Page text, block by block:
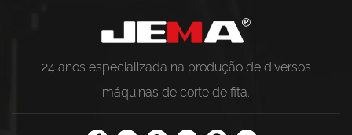
24 anos especializada na produção de diversos
máquinas de corte de fita.